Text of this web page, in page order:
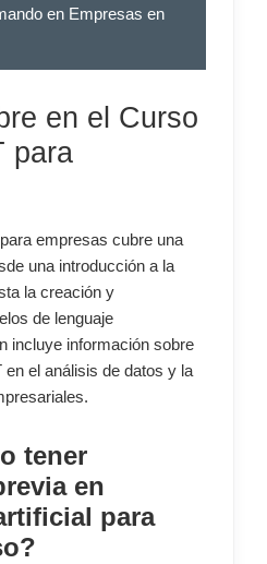
en Empresas en
en el Curso
para
empresas cubre una
una introducción a la
la creación y
de lenguaje
incluye información sobre
el análisis de datos y la
tener
en
para